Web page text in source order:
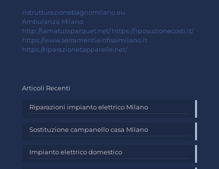
ristrutturazionebagnomilano.eu
Ambulanza Milano
http://lamaturaparquet.net/ https://liposuzionecosti.it/
https://www.serramentieinfissimilano.it
https://riparazionetapparelle.net/
Articoli Recenti
Riparazioni impianto elettrico Milano
Sostituzione campanello casa Milano
Impianto elettrico domestico